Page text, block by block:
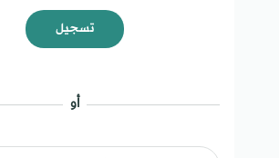
تسجيل
أو